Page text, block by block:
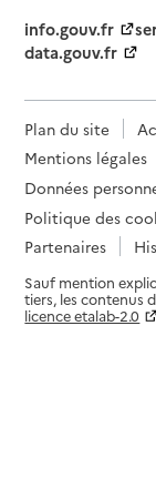
info.gouv.fr
data.gouv.fr
Plan du site
Mentions légales
Données
Politique des
Partenaires
Sauf mention
tiers, les contenus
licence etalab-2.0